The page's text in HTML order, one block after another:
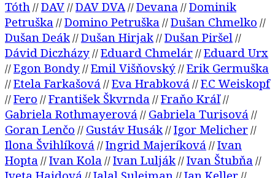
Tóth //DAV//DAV DVA//Devana //Dominik
Petruška //Domino Petruška //Dušan Chmelko //
Dušan Deák//Dušan Hirjak//Dušan Piršel //
Dávid Diczházy//Eduard Chmelár//Eduard Urx
//Egon Bondy//Emil Višňovský//Erik Germuška
//Etela Farkašová //Eva Hrabková //F.C Weiskopf
//Fero //František Škvrnda //Fraňo Kráľ//
Gabriela Rothmayerová // Gabriela Turisová //
Goran Lenčo // Gustáv Husák//Igor Melicher//
Ilona Švihlíková //Ingrid Majeríková //Ivan
Hopta //Ivan Kola //Ivan Lulják//Ivan Štubňa //